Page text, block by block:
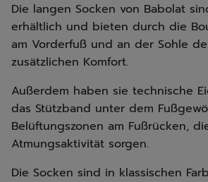
Die langen Socken von Babolat
erhältlich und bieten durch die
am Vorderfuß und an der Sohle
zusätzlichen Komfort.
Außerdem haben sie technische
das Stützband unter dem
Belüftungszonen am Fußrücken,
Atmungsaktivität sorgen.
Die Socken sind in klassischen